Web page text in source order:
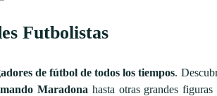
Futbolistas
de fútbol de todos los tiempos.
Maradona hasta otras grandes